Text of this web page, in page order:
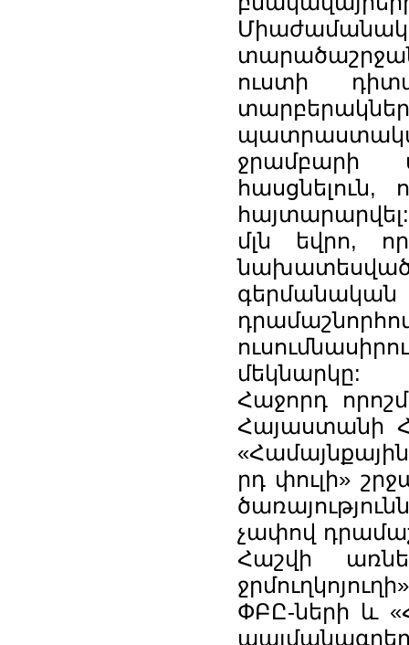
ուստի
ջրամբարի
մլն եվրո,
մեկնարկը:
Հաջորդ
Հայաստանի
րդ փուլի»
չափով
Հաշվի
ՓԲԸ-ների և